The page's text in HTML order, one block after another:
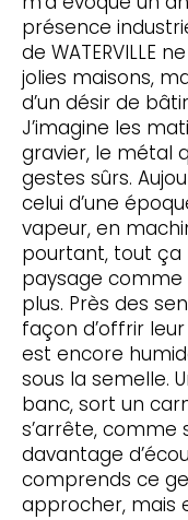
présence
de WATERVILLE
jolies maisons,
d’un désir de
J’imagine les
gravier, le métal
gestes sûrs.
celui d’une
vapeur, en
pourtant, tout ça
paysage comme
plus. Près des
façon d’offrir
est encore
sous la semelle.
banc, sort un
s’arrête, comme
davantage
comprends ce
approcher, mais